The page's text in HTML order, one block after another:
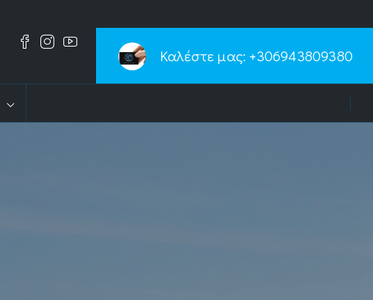
Καλέστε μας: +306943809380